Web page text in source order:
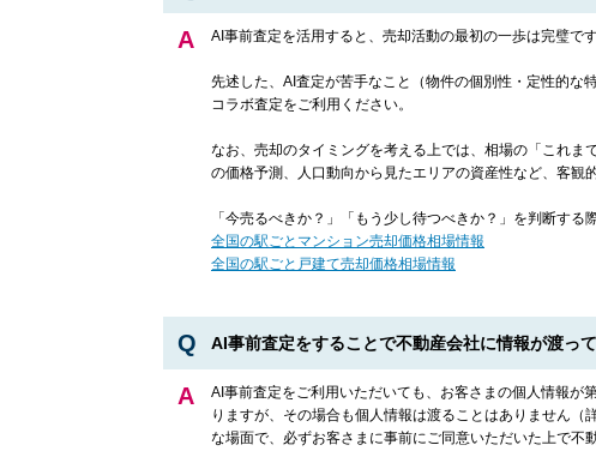
AI事前査定を活用すると、売却活動の最初の一歩は完璧で
先述した、AI査定が苦手なこと（物件の個別性・定性的な
コラボ査定をご利用ください。
なお、売却のタイミングを考える上では、相場の「これ
の価格予測、人口動向から見たエリアの資産性など、客観
「今売るべきか？」「もう少し待つべきか？」を判断する
全国の駅ごとマンション売却価格相場情報
全国の駅ごと戸建て売却価格相場情報
AI事前査定をすることで不動産会社に情報が渡っ
AI事前査定をご利用いただいても、お客さまの個人情報が
りますが、その場合も個人情報は渡ることはありません
な場面で、必ずお客さまに事前にご同意いただいた上で不